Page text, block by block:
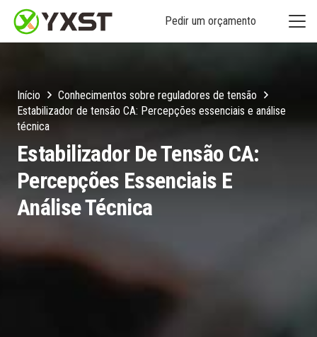
Pedir um orçamento
Início
Conhecimentos sobre reguladores de tensão
Estabilizador de tensão CA: Percepções essenciais e análise
técnica
Estabilizador De Tensão CA:
Percepções Essenciais E
Análise Técnica